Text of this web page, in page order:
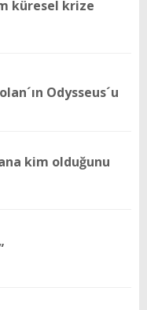
küresel krize
Odysseus´u
kim olduğunu